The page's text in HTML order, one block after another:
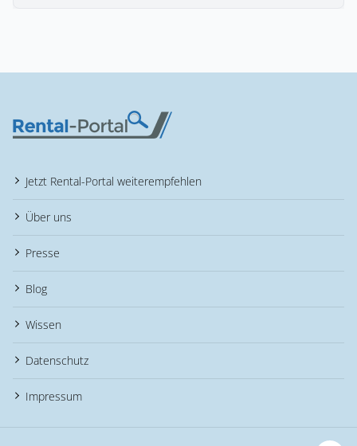
Jetzt Rental-Portal weiterempfehlen
Über uns
Presse
Blog
Wissen
Datenschutz
Impressum